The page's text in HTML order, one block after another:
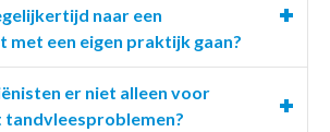
naar een
met een eigen praktijk gaan?
er niet alleen voor